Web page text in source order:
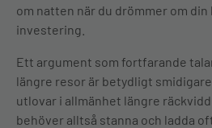
om natten när du drömmer om
investering.
Ett argument som fortfarande
längre resor är betydligt
utlovar i allmänhet längre
behöver alltså stanna och ladda